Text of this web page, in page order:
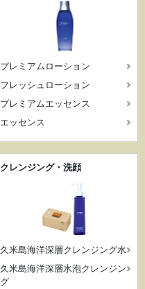
プレミアムローション
フレッシュローション
プレミアムエッセンス
エッセンス
クレンジング・洗顔
久米島海洋深層クレンジング水
久米島海洋深層水泡クレンジン
グ